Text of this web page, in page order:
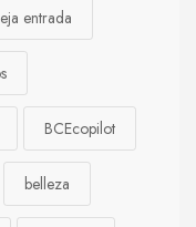
entrada
BCEcopilot
belleza